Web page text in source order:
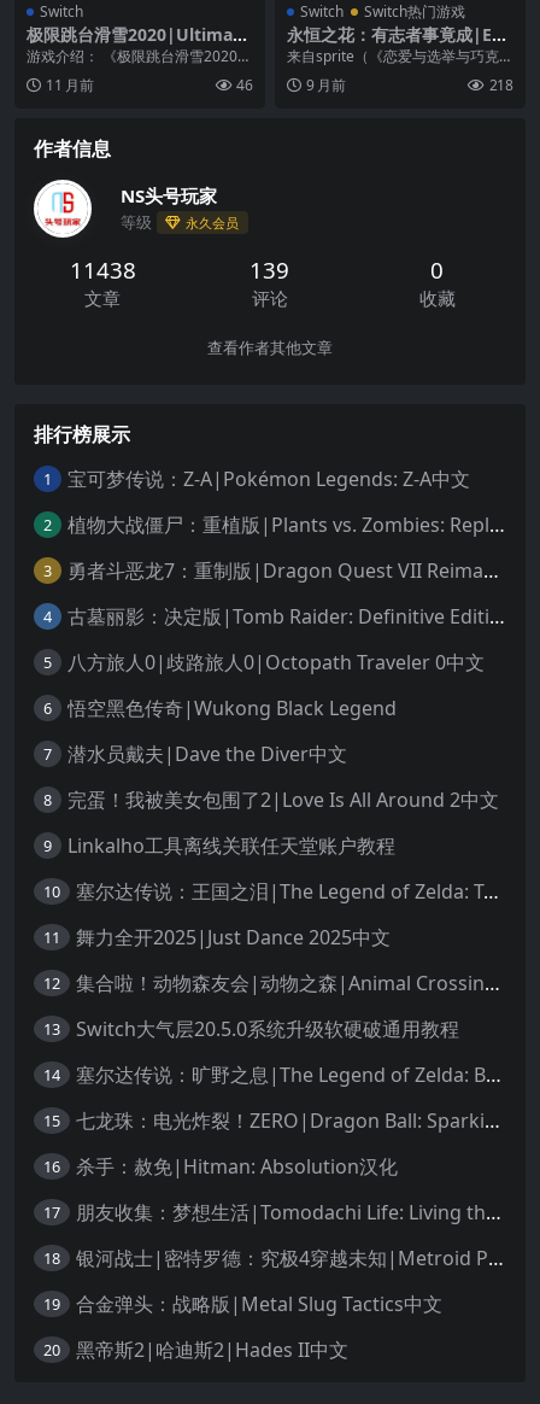
Switch
极限跳台滑雪2020|Ultimate
Ski Jumping 2020
游戏介绍： 《极限跳台滑雪2020》
是一款老派动作游戏，您可以在其
中扮演跳台滑雪...
11 月前 46
Switch Switch热门游戏
永恒之花：有志者事竟成|Eve
rlasting Flowers – Where t
here is a will, there is a wa
y中文
来自sprite（《恋爱与选举与巧克
力》《苍之彼方的四重奏》）的最
新献礼，为大家...
9 月前 218
作者信息
NS头号玩家
等级 永久会员
11438
文章
139
评论
0
收藏
查看作者其他文章
排行榜展示
1 宝可梦传说：Z-A|Pokémon Legends: Z-A中文
2 植物大战僵尸：重植版|Plants vs. Zombies: Replanted中文
3 勇者斗恶龙7：重制版|Dragon Quest VII Reimagined中文
4 古墓丽影：决定版|Tomb Raider: Definitive Edition中文
5 八方旅人0|歧路旅人0|Octopath Traveler 0中文
6 悟空黑色传奇|Wukong Black Legend
7 潜水员戴夫|Dave the Diver中文
8 完蛋！我被美女包围了2|Love Is All Around 2中文
9 Linkalho工具离线关联任天堂账户教程
10 塞尔达传说：王国之泪|The Legend of Zelda: Tears of the Kingdom中文
11 舞力全开2025|Just Dance 2025中文
12 集合啦！动物森友会|动物之森|Animal Crossing: New Horizons中文
13 Switch大气层20.5.0系统升级软硬破通用教程
14 塞尔达传说：旷野之息|The Legend of Zelda: Breath of the Wild中文
15 七龙珠：电光炸裂！ZERO|Dragon Ball: Sparking! Zero中文
16 杀手：赦免|Hitman: Absolution汉化
17 朋友收集：梦想生活|Tomodachi Life: Living the Dream中文
18 银河战士|密特罗德：究极4穿越未知|Metroid Prime 4: Beyond中文
19 合金弹头：战略版|Metal Slug Tactics中文
20 黑帝斯2|哈迪斯2|Hades II中文